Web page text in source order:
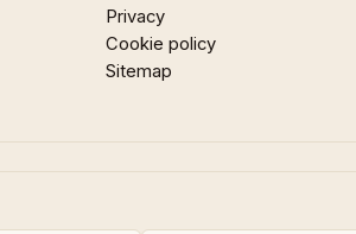
Privacy
Cookie policy
Sitemap